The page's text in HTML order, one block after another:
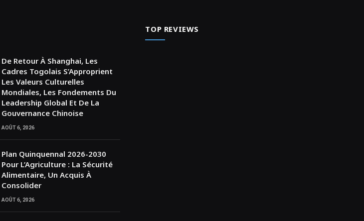
De Retour À Shanghai, Les
Cadres Togolais S’Approprient
Les Valeurs Culturelles
Mondiales, Les Fondements Du
Leadership Global Et De La
Gouvernance Chinoise
AOÛT 6, 2026
Plan Quinquennal 2026-2030
Pour L’Agriculture : La Sécurité
Alimentaire, Un Acquis À
Consolider
AOÛT 6, 2026
TOP REVIEWS